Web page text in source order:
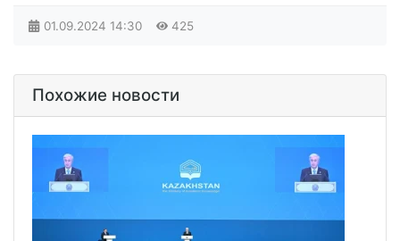
01.09.2024 14:30 425
Похожие новости